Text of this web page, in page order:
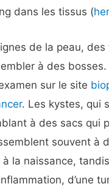
dans les tissus (
de la peau,
à des bosses.
sur le site
. Les kystes, qui
à des sacs qui
souvent à
la naissance,
d’une